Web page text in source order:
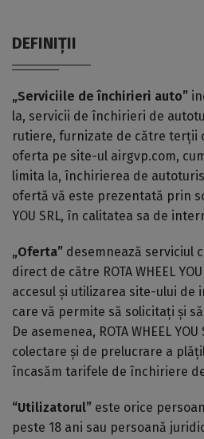
DEFINIȚII
„Serviciile de închirieri auto”
la, servicii de închirieri de
rutiere, furnizate de către terții
oferta pe site-ul airgvp.com,
limita la, închirierea de
ofertă vă este prezentată prin
YOU SRL, în calitatea sa de
„Oferta” desemnează serviciul
direct de către ROTA WHEEL
accesul și utilizarea site-ului de
care vă permite să solicitați și
De asemenea, ROTA WHEEL
colectare și de prelucrare a
încasăm tarifele de închiriere
“Utilizatorul” este orice
peste 18 ani sau persoană